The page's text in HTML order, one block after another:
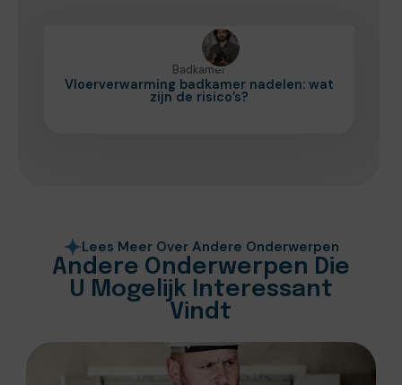
Badkamer
Vloerverwarming badkamer nadelen: wat
zijn de risico’s?
Lees Meer Over Andere Onderwerpen
Andere Onderwerpen Die
U Mogelijk Interessant
Vindt